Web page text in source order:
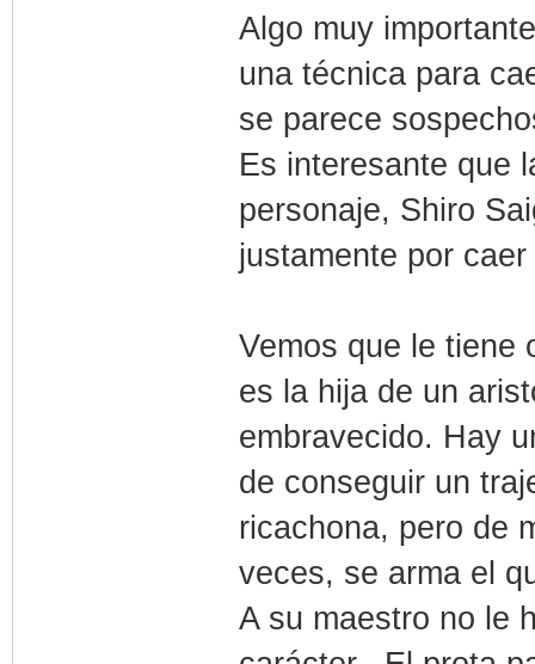
Algo muy
una técnica para
se parece
Es interesante que
personaje, Shiro
justamente por
Vemos que le tiene
es la hija de un
embravecido. Hay
de conseguir un
ricachona, pero de
veces, se arma el
A su maestro no le